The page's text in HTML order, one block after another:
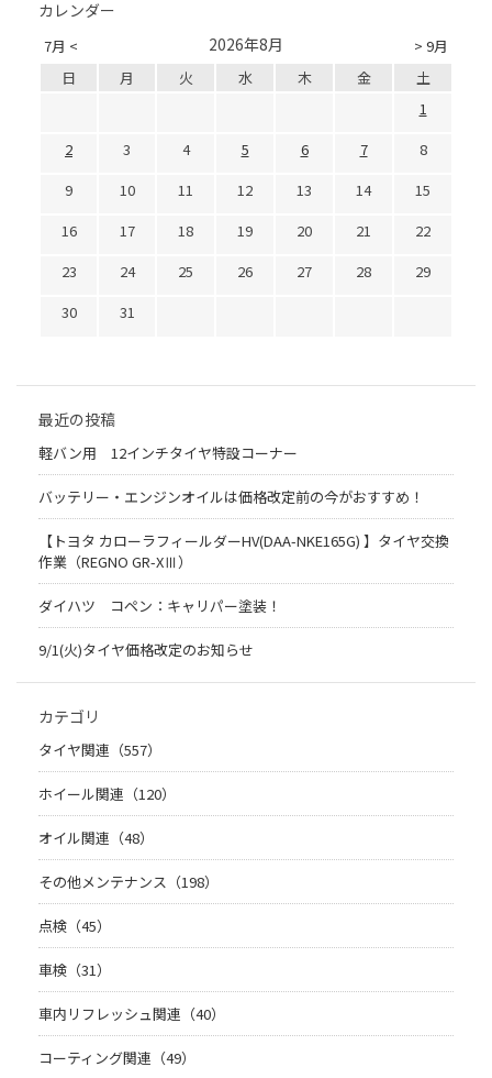
カレンダー
7月 < > 9月
2026年8月
日 月 火 水 木 金
土
1
2
3 4 5 6 7
8
9
10 11 12 13 14
15
16
17 18 19 20 21
22
23
24 25 26 27 28
29
30
31
最近の投稿
軽バン用 12インチタイヤ特設コーナー
バッテリー・エンジンオイルは価格改定前の今がおすすめ！
【トヨタ カローラフィールダーHV(DAA-NKE165G) 】タイヤ交換
作業（REGNO GR-XⅢ）
ダイハツ コペン：キャリパー塗装！
9/1(火)タイヤ価格改定のお知らせ
カテゴリ
タイヤ関連（557）
ホイール関連（120）
オイル関連（48）
その他メンテナンス（198）
点検（45）
車検（31）
車内リフレッシュ関連（40）
コーティング関連（49）